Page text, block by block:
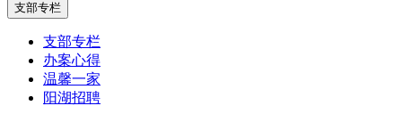
支部专栏
支部专栏
办案心得
温馨一家
阳湖招聘